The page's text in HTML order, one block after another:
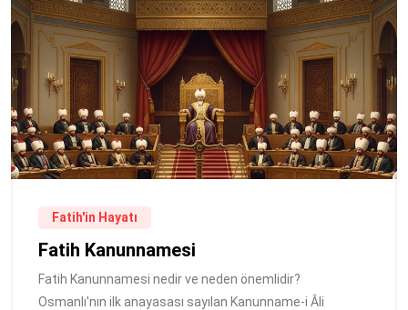
Fatih'in Hayatı
Fatih Kanunnamesi
Fatih Kanunnamesi nedir ve neden önemlidir?
Osmanlı'nın ilk anayasası sayılan Kanunname-i Âli